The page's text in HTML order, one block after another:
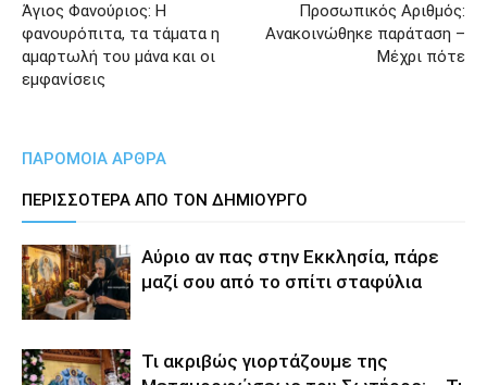
Άγιος Φανούριος: Η
φανουρόπιτα, τα τάματα η
αμαρτωλή του μάνα και οι
εμφανίσεις
Προσωπικός Αριθμός:
Ανακοινώθηκε παράταση –
Μέχρι πότε
ΠΑΡΟΜΟΙΑ ΑΡΘΡΑ
ΠΕΡΙΣΣΟΤΕΡΑ ΑΠΟ ΤΟΝ ΔΗΜΙΟΥΡΓΟ
Αύριο αν πας στην Εκκλησία, πάρε
μαζί σου από το σπίτι σταφύλια
Τι ακριβώς γιορτάζουμε της